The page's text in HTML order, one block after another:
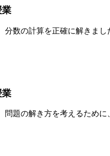
数の計算を正確に解きまし
問題の解き方を考えるために